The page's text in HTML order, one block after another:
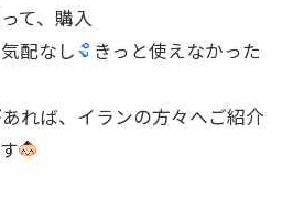
て、購入
配なし
きっと使えなかった
れば、イランの方々へご紹介